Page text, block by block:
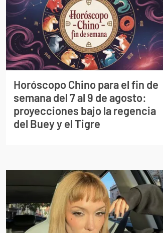
Horóscopo Chino para el fin de
semana del 7 al 9 de agosto:
proyecciones bajo la regencia
del Buey y el Tigre